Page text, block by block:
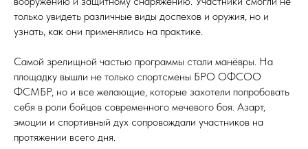
только увидеть различные виды доспехов и оружия, но и
узнать, как они применялись на практике.
Самой зрелищной частью программы стали манёвры. На
площадку вышли не только спортсмены БРО ОФСОО
ФСМБР, но и все желающие, которые захотели попробовать
себя в роли бойцов современного мечевого боя. Азарт,
эмоции и спортивный дух сопровождали участников на
протяжении всего дня.